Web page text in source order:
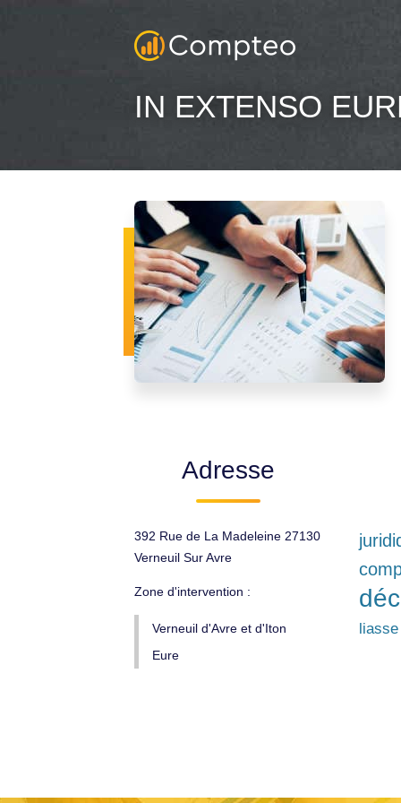
IN EXTENSO
Adresse
392 Rue de La Madeleine 27130
Verneuil Sur Avre
Zone d'intervention :
Verneuil d'Avre et d'Iton
Eure